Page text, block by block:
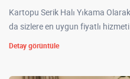
Kartopu Serik Halı Yıkama
da sizlere en uygun fiyatlı hizmeti
Detay görüntüle